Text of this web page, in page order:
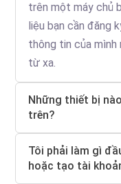
trên một máy chủ
liệu bạn cần đăng
thông tin của
từ xa.
Những thiết bị
trên?
Tôi phải làm gì
hoặc tạo tài